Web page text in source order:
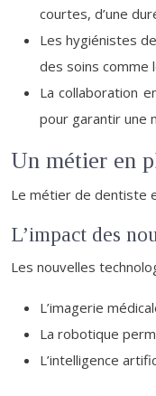
courtes, d’une
Les hygiénistes
des soins comme
La collaboration
pour garantir une
Un métier en
Le métier de dentiste
L’impact des
Les nouvelles
L’imagerie
La robotique
L’intelligence